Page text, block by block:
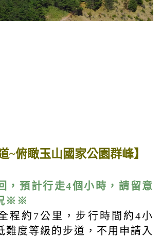
~俯瞰玉山國家公園群峰】
預計行走4個小時，請留意
※※
程約7公里，步行時間約4小
難度等級的步道，不用申請入